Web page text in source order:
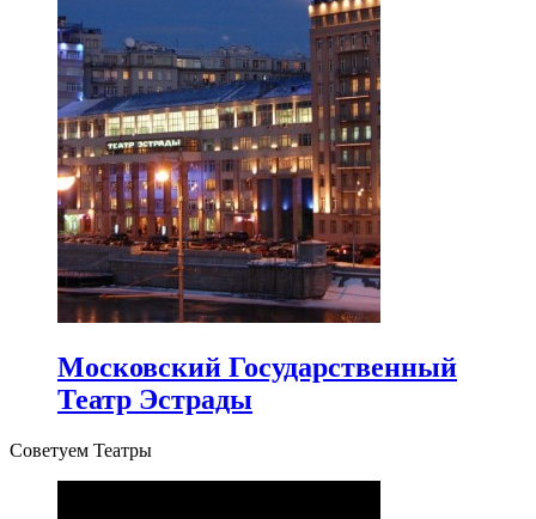
Московский Государственный
Театр Эстрады
Советуем Театры